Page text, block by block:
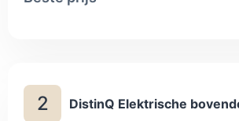
automatische uitschakeling en een
2 DistinQ Elektrische